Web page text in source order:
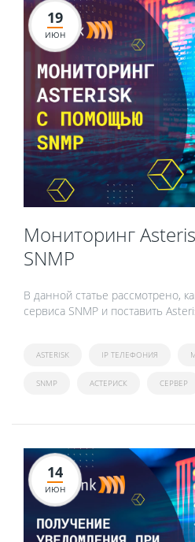
19
ИЮН
Мониторинг
SNMP
В данной статье рассмотрено,
сервиса SNMP и поставить
ASTERISK IP ТЕЛЕФОНИЯ
SNMP АСТЕРИСК СЕРВЕР
14
ИЮН